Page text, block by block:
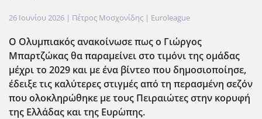
26 Ιουνίου 2026 | Πέτρος Μοσχονίδης | Euroleague
Ο Ολυμπιακός ανακοίνωσε πως ο Γιώργος
Μπαρτζώκας θα παραμείνει στο τιμόνι της ομάδας
μέχρι το 2029 και με ένα βίντεο που δημοσιοποίησε,
έδειξε τις καλύτερες στιγμές από τη περασμένη σεζόν
που ολοκληρώθηκε με τους Πειραιώτες στην κορυφή
της Ελλάδας και της Ευρ΄ωπης.